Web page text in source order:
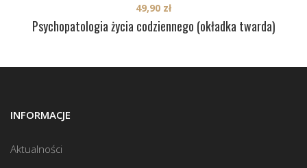
Psychopatologia życia codziennego (okładka twarda)
49,90 zł
INFORMACJE
Aktualności